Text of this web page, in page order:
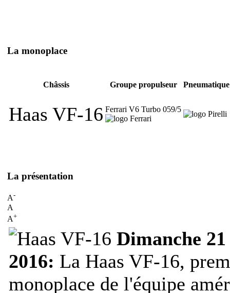
La monoplace
Châssis Groupe propulseur Pneumatique
Haas VF-16 Ferrari V6 Turbo 059/5
La présentation
A-
A
A+
Dimanche
2016: La Haas VF-16,
monoplace de l'équipe